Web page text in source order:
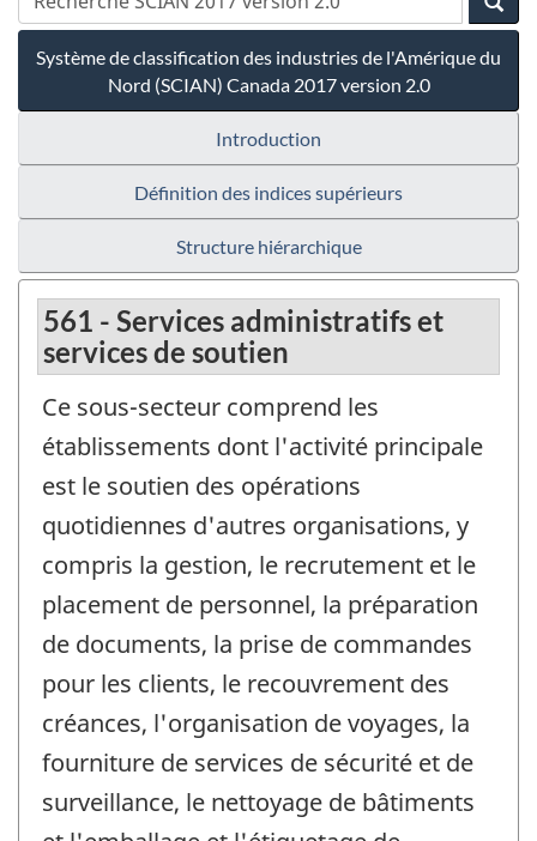
Système de classification des industries de l'Amérique du
Nord (SCIAN) Canada 2017 version 2.0
Introduction
Définition des indices supérieurs
Structure hiérarchique
561 - Services administratifs et
services de soutien
Ce sous-secteur comprend les
établissements dont l'activité principale
est le soutien des opérations
quotidiennes d'autres organisations, y
compris la gestion, le recrutement et le
placement de personnel, la préparation
de documents, la prise de commandes
pour les clients, le recouvrement des
créances, l'organisation de voyages, la
fourniture de services de sécurité et de
surveillance, le nettoyage de bâtiments